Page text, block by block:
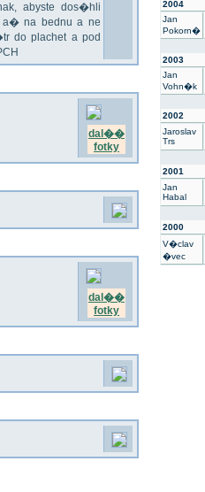
abyste dos�hli
na bednu a ne
do plachet a pod
dal��
fotky
dal��
fotky
2004
Jan
Pokorn�
2003
Jan
Vohn�k
2002
Jaroslav
Trs
2001
Jan
Habal
2000
V�clav
�vec